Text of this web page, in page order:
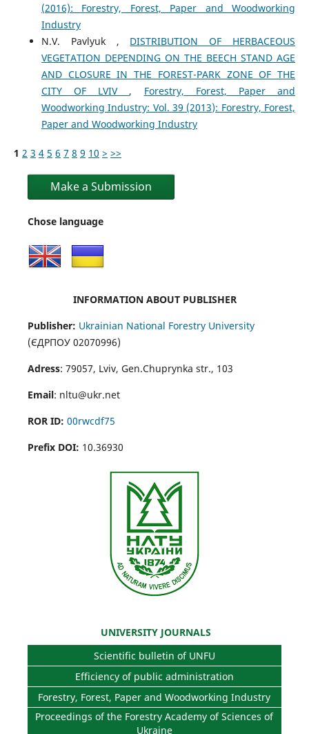
(2016): Forestry, Forest, Paper and Woodworking
Industry
N.V. Pavlyuk , DISTRIBUTION OF HERBACEOUS
VEGETATION DEPENDING ON THE BEECH STAND AGE
AND CLOSURE IN THE FOREST-PARK ZONE OF THE
CITY OF LVIV , Forestry, Forest, Paper and
Woodworking Industry: Vol. 39 (2013): Forestry, Forest,
Paper and Woodworking Industry
1 2 3 4 5 6 7 8 9 10 > >>
Make a Submission
Chose language
INFORMATION ABOUT PUBLISHER
Publisher: Ukrainian National Forestry University
(ЄДРПОУ 02070996)
Adress: 79057, Lviv, Gen.Chuprynka str., 103
Email: nltu@ukr.net
ROR ID: 00rwcdf75
Prefix DOI: 10.36930
UNIVERSITY JOURNALS
Scientific bulletin of UNFU
Efficiency of public administration
Forestry, Forest, Paper and Woodworking Industry
Proceedings of the Forestry Academy of Sciences of
Ukraine